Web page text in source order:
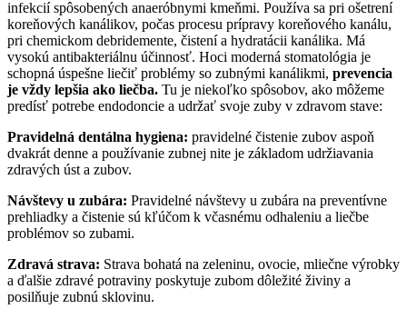
infekcií spôsobených anaeróbnymi kmeňmi. Používa sa pri ošetrení
koreňových kanálikov, počas procesu prípravy koreňového kanálu,
pri chemickom debridemente, čistení a hydratácii kanálika. Má
vysokú antibakteriálnu účinnosť. Hoci moderná stomatológia je
schopná úspešne liečiť problémy so zubnými kanálikmi, prevencia
je vždy lepšia ako liečba. Tu je niekoľko spôsobov, ako môžeme
predísť potrebe endodoncie a udržať svoje zuby v zdravom stave:
Pravidelná dentálna hygiena: pravidelné čistenie zubov aspoň
dvakrát denne a používanie zubnej nite je základom udržiavania
zdravých úst a zubov.
Návštevy u zubára: Pravidelné návštevy u zubára na preventívne
prehliadky a čistenie sú kľúčom k včasnému odhaleniu a liečbe
problémov so zubami.
Zdravá strava: Strava bohatá na zeleninu, ovocie, mliečne výrobky
a ďalšie zdravé potraviny poskytuje zubom dôležité živiny a
posilňuje zubnú sklovinu.